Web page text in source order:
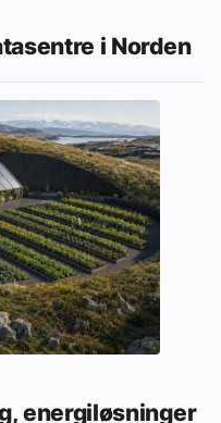
i Norden
energiløsninger